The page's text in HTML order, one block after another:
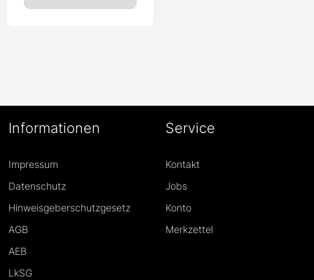
Informationen
Impressum
Datenschutz
Hinweisgeberschutzgesetz
AGB
AEB
LkSG
Service
Kontakt
Jobs
Konto
Merkzettel